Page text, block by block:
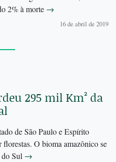
2% à morte →
16 de abril de 2019
295 mil Km² da
de São Paulo e Espírito
O bioma amazônico se
do Sul →